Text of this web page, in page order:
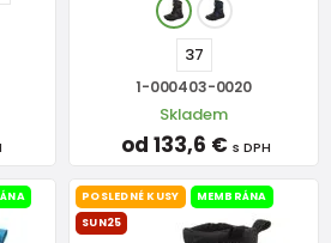
37
1-000403-0020
Skladem
od 133,6 € s DPH
POSLEDNÉ KUSY
MEMBRÁNA
SUN25